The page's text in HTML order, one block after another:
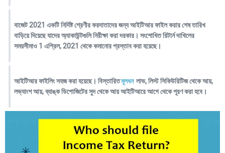
বাজেট 2021 একটি নির্দিষ্ট শ্রেণীর করদাতাদের জন্য আইটিআর ফাইল করার শেষ তারিখ
বাড়িয়ে দিয়েছে যাদের অ্যাকাউন্টগুলি নিরীক্ষা করা দরকার। সংশোধিত রিটার্ন দাখিলের
সময়সীমাও 1 এপ্রিল, 2021 থেকে কমানোর প্রস্তাব করা হয়েছে।
আইটিআর ফাইলিং সহজ করা হয়েছে। বিস্তারিতমূলধন লাভ, লিস্ট সিকিউরিটিজ থেকে আয়,
লভ্যাংশ আয়, ব্যাঙ্ক ডিপোজিটের সুদ থেকে আয় আইটিআরে আগে থেকে পূরণ করা হবে।